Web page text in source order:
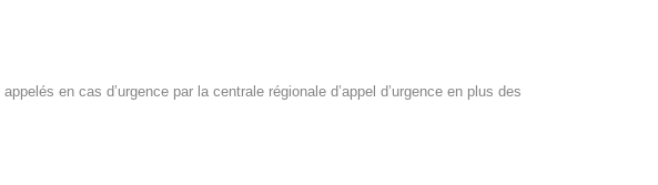
en cas d’urgence par la centrale régionale d’appel d’urgence en plus des